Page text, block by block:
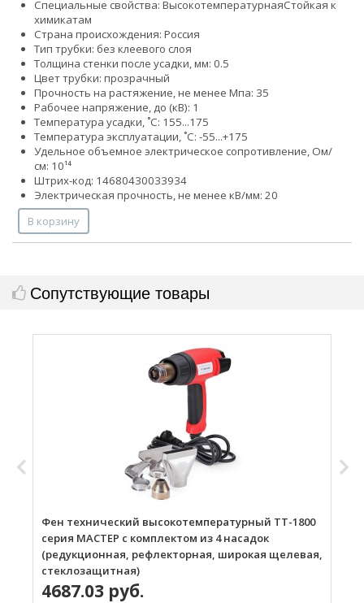
Специальные свойства: ВысокотемпературнаяСтойкая к
химикатам
Страна происхождения: Россия
Тип трубки: без клеевого слоя
Толщина стенки после усадки, мм: 0.5
Цвет трубки: прозрачный
Прочность на растяжение, не менее Мпа: 35
Рабочее напряжение, до (кВ): 1
Температура усадки, ˚С: 155...175
Температура эксплуатации, ˚С: -55...+175
Удельное объемное электрическое сопротивление, Ом/
см: 10¹⁴
Штрих-код: 14680430033934
Электрическая прочность, не менее кВ/мм: 20
В корзину
Сопутствующие товары
Фен технический высокотемпературный ТТ-1800
серия МАСТЕР с комплектом из 4 насадок
(редукционная, рефлекторная, широкая щелевая,
стеклозащитная)
4687.03 руб.